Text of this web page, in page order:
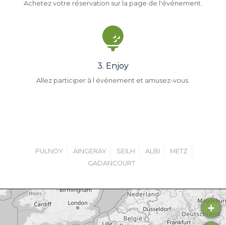
Achetez votre réservation sur la page de l'événement.
3. Enjoy
Allez participer à l événement et amusez-vous.
PULNOY AINGERAY SEILH ALBI
METZ
GADANCOURT
+